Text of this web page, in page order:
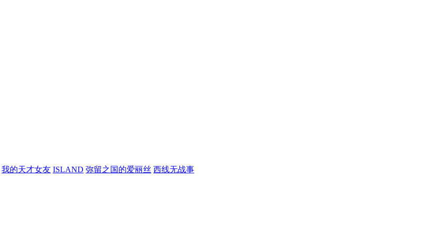
我的天才女友 ISLAND 弥留之国的爱丽丝 西线无战事